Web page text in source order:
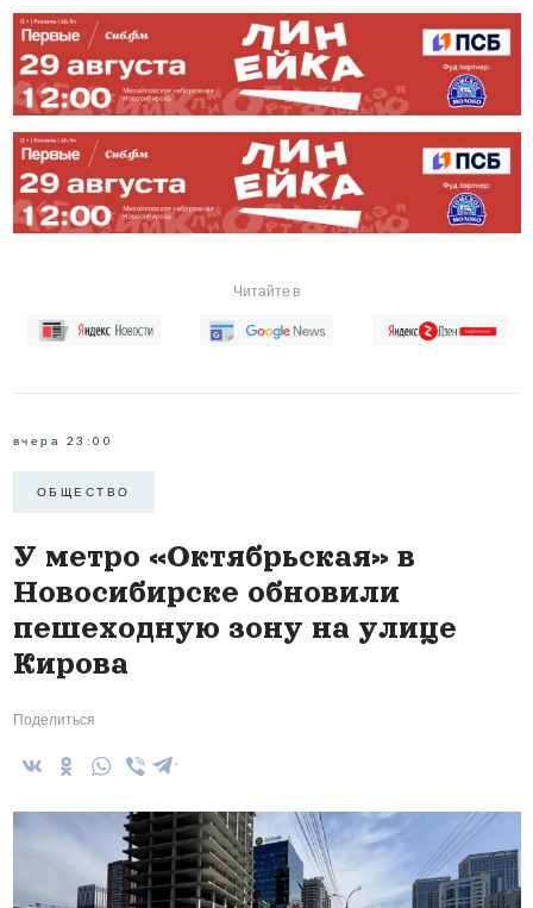
Читайте в
вчера 23:00
ОБЩЕСТВО
У метро «Октябрьская» в
Новосибирске обновили
пешеходную зону на улице
Кирова
Поделиться